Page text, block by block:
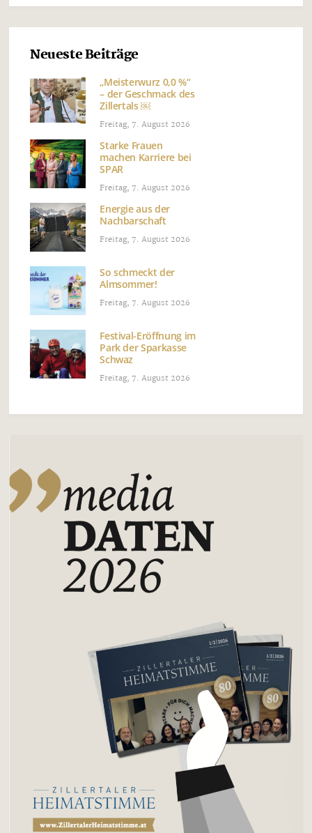
Neueste Beiträge
„Meisterwurz 0,0 %“
– der Geschmack des
Zillertals ￼
Freitag, 7. August 2026
Starke Frauen
machen Karriere bei
SPAR
Freitag, 7. August 2026
Energie aus der
Nachbarschaft
Freitag, 7. August 2026
So schmeckt der
Almsommer!
Freitag, 7. August 2026
Festival-Eröffnung im
Park der Sparkasse
Schwaz
Freitag, 7. August 2026